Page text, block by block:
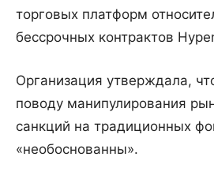
торговых платформ
бессрочных контрактов
Организация утверждала,
поводу манипулирования
санкций на традиционных
«необоснованны».